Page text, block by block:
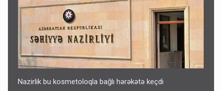
Nazirlik bu kosmetoloqla bağlı hərəkətə keçdi